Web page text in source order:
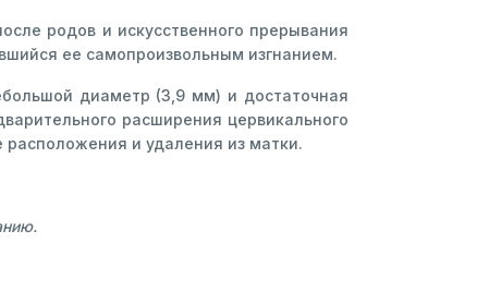
родов и искусственного прерывания
ее самопроизвольным изгнанием.
диаметр (3,9 мм) и достаточная
расширения цервикального
и удаления из матки.